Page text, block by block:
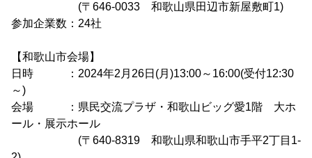
(〒646-0033 和歌山県田辺市新屋敷町1)
参加企業数：24社
【和歌山市会場】
日時 ：2024年2月26日(月)13:00～16:00(受付12:30
～)
会場 ：県民交流プラザ・和歌山ビッグ愛1階 大ホ
ール・展示ホール
(〒640-8319 和歌山県和歌山市手平2丁目1-